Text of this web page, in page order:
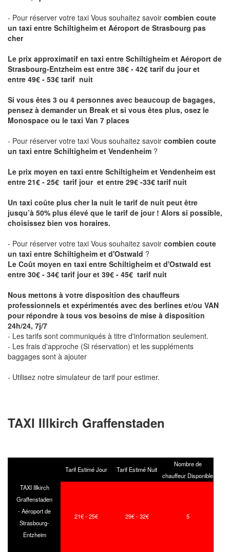
- Pour réserver votre taxi Vous souhaitez savoir combien coute
un taxi entre Schiltigheim et Aéroport de Strasbourg pas
cher
Le prix approximatif en taxi entre Schiltigheim et Aéroport de
Strasbourg-Entzheim est entre 38€ - 42€ tarif du jour et
entre 49€ - 53€ tarif nuit
Si vous êtes 3 ou 4 personnes avec beaucoup de bagages,
pensez à demander un Break et si vous êtes plus, osez le
Monospace ou le taxi Van 7 places
- Pour réserver votre taxi Vous souhaitez savoir combien coute
un taxi entre Schiltigheim et Vendenheim ?
Le prix moyen en taxi entre Schiltigheim et Vendenheim est
entre 21€ - 25€ tarif jour et entre 29€ -33€ tarif nuit
Un taxi coûte plus cher la nuit le tarif de nuit peut être
jusqu’à 50% plus élevé que le tarif de jour ! Alors si possible,
choisissez bien vos horaires.
- Pour réserver votre taxi Vous souhaitez savoir combien coute
un taxi entre Schiltigheim et d'Ostwald ?
Le Coût moyen en taxi entre Schiltigheim et d'Ostwald est
entre 30€ - 34€ tarif jour et 39€ - 45€ tarif nuit
Nous mettons à votre disposition des chauffeurs
professionnels et expérimentés avec des berlines et/ou VAN
pour répondre à tous vos besoins de mise à disposition
24h/24, 7j/7
- Les tarifs sont communiqués à titre d'information seulement.
- Les frais d'approche (Si réservation) et les suppléments
baggages sont à ajouter
- Utilisez notre simulateur de tarif pour estimer.
TAXI Illkirch Graffenstaden
Tarif Estimé Jour Tarif Estimé Nuit
Nombre de
chauffeur Disponible
TAXI Illkirch
Graffenstaden
- Aéroport de
Strasbourg-
Entzheim
21€ - 25€ 29€ - 32€ 5